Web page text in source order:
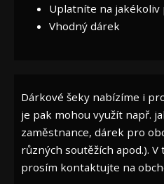
Uplatníte na
Vhodný dárek
Dárkové šeky nabízíme i
je pak mohou využít např.
zaměstnance, dárek pro
různých soutěžích apod.).
prosím kontaktujte na